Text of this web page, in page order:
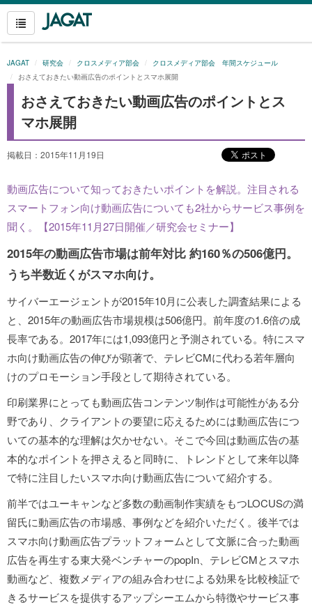
JAGAT 研究会 クロスメディア部会
クロスメディア部会 年間スケジュール
おさえておきたい動画広告のポイントとスマホ展開
おさえておきたい動画広告のポイントとス
マホ展開
掲載日：2015年11月19日
動画広告について知っておきたいポイントを解説。注目される
スマートフォン向け動画広告についても2社からサービス事例を
聞く。【2015年11月27日開催／研究会セミナー】
2015年の動画広告市場は前年対比 約160％の506億円。
うち半数近くがスマホ向け。
サイバーエージェントが2015年10月に公表した調査結果による
と、2015年の動画広告市場規模は506億円。前年度の1.6倍の成
長率である。2017年には1,093億円と予測されている。特にスマ
ホ向け動画広告の伸びが顕著で、テレビCMに代わる若年層向
けのプロモーション手段として期待されている。
印刷業界にとっても動画広告コンテンツ制作は可能性がある分
野であり、クライアントの要望に応えるためには動画広告につ
いての基本的な理解は欠かせない。そこで今回は動画広告の基
本的なポイントを押さえると同時に、トレンドとして来年以降
で特に注目したいスマホ向け動画広告について紹介する。
前半ではユーキャンなど多数の動画制作実績をもつLOCUSの満
留氏に動画広告の市場感、事例などを紹介いただく。後半では
スマホ向け動画広告プラットフォームとして文脈に合った動画
広告を再生する東大発ベンチャーのpopIn、テレビCMとスマホ
動画など、複数メディアの組み合わせによる効果を比較検証で
きるサービスを提供するアップシーエムから特徴やサービス事